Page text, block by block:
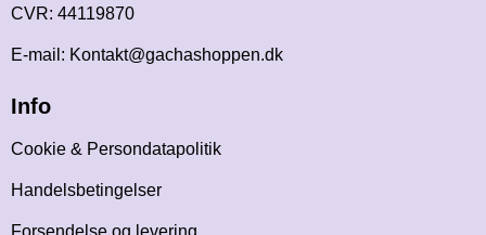
CVR: 44119870
E-mail: Kontakt@gachashoppen.dk
Info
Cookie & Persondatapolitik
Handelsbetingelser